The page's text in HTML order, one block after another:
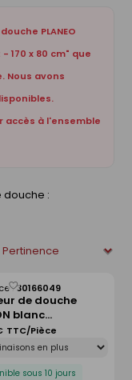
PLANEO
x 80 cm" que
Nous avons
accès à l'ensemble
:
de douche
blanc
- 120 x 90
:30166049
sous 10 jours
TTC/Pièce
Enregistrer
comme
liste